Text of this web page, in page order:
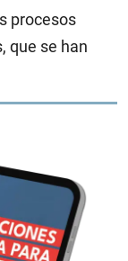
procesos
que se han